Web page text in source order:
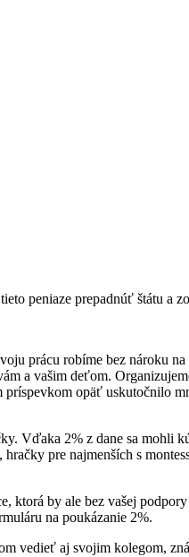
peniaze prepadnúť štátu a
prácu robíme bez nároku
a vašim deťom.
opäť uskutočnilo
Vďaka 2% z dane sa mohli
pre najmenších s
ktorá by ale bez vašej
na poukázanie 2%.
vedieť aj svojim kolegom,